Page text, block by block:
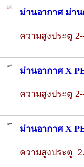
ม่านอากาศ ม่าน
ความสูงประตู
ม่านอากาศ X
ความสูงประตู
ม่านอากาศ X
ความสูงประตู